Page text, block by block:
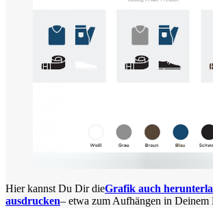
Hier kannst Du Dir dieGrafik auch
ausdrucken– etwa zum Aufhängen in Deinem